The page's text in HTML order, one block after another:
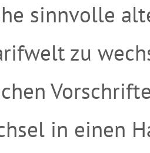
sinnvolle
zu
in einen